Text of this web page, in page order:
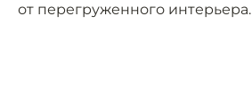
от перегруженного интерьера.